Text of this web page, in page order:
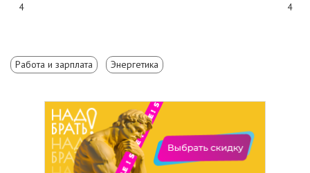
4 4
Работа и зарплата Энергетика